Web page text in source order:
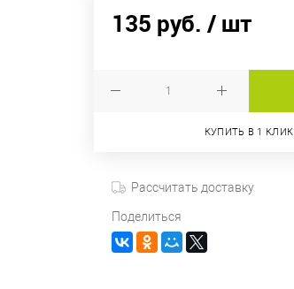
135 руб. / шт
КУПИТЬ В 1 КЛИК
Рассчитать доставку
Поделиться